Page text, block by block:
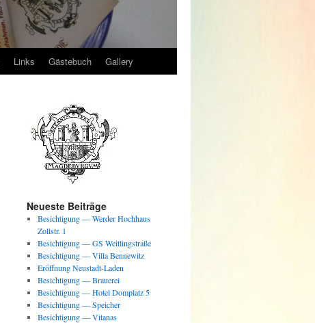
Links Gästebuch Gallery
Neueste Beiträge
Besichtigung — Werder Hochhaus
Zollstr. 1
Besichtigung — GS Weitlingstraße
Besichtigung — Villa Bennewitz
Eröffnung Neustadt-Laden
Besichtigung — Brauerei
Besichtigung — Hotel Domplatz 5
Besichtigung — Speicher
Besichtigung — Vitanas